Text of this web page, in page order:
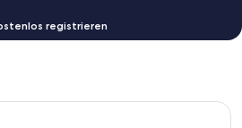
registrieren